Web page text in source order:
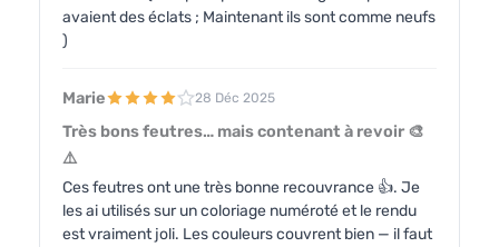
avaient des éclats ; Maintenant ils sont comme neufs
)
Marie 28 Déc 2025
Très bons feutres… mais contenant à revoir 🎨
⚠️
Ces feutres ont une très bonne recouvrance 👍. Je
les ai utilisés sur un coloriage numéroté et le rendu
est vraiment joli. Les couleurs couvrent bien — il faut